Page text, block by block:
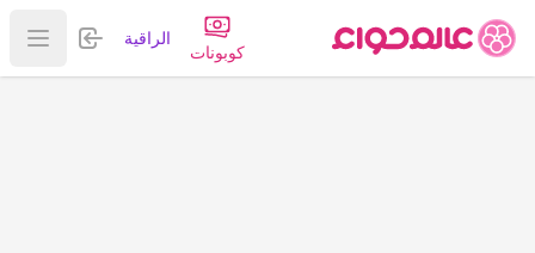
كوبونات
الراقية تسجيل
عرض